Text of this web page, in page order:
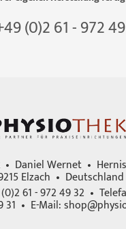
(0)2 61 - 972
• Daniel Wernet •
Elzach • Deutschland
61 - 972 49 32 •
31 • E-Mail: